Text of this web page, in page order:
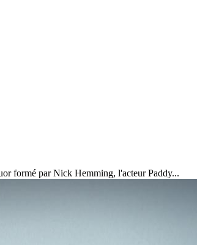
formé par Nick Hemming, l'acteur Paddy...